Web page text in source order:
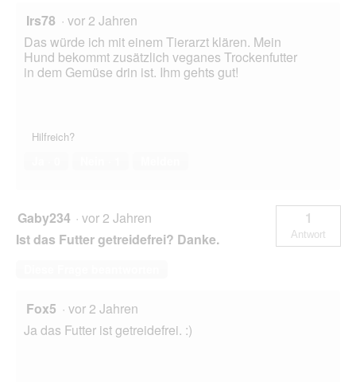
Irs78 · vor 2 Jahren
Das würde ich mit einem Tierarzt klären. Mein
Hund bekommt zusätzlich veganes Trockenfutter
in dem Gemüse drin ist. Ihm gehts gut!
Hilfreich?
Gaby234 · vor 2 Jahren
Ist das Futter getreidefrei? Danke.
1
Antwort
Fox5 · vor 2 Jahren
Ja das Futter ist getreidefrei. :)